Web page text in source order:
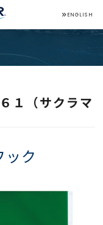
ENGLISH
１（サクラマ
ク